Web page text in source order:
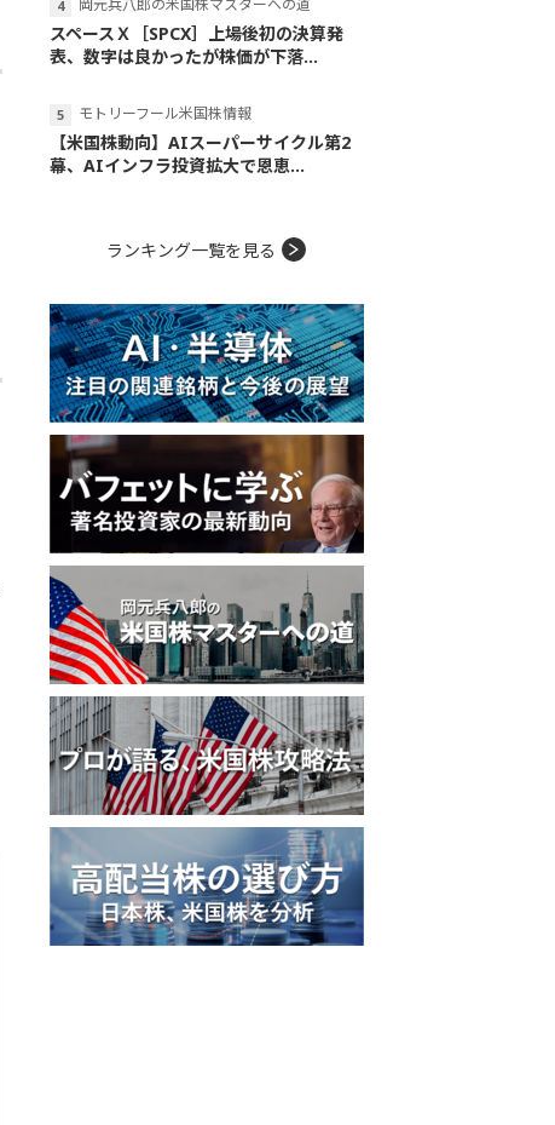
岡元兵八郎の米国株マスターへの道
スペースＸ［SPCX］上場後初の決算発
表、数字は良かったが株価が下落...
モトリーフール米国株情報
【米国株動向】AIスーパーサイクル第2
幕、AIインフラ投資拡大で恩恵...
ランキング一覧を見る